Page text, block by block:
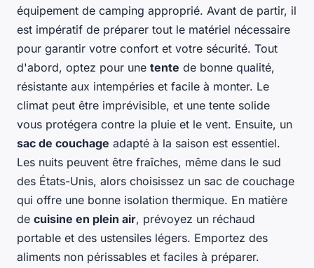
équipement de camping approprié. Avant de partir, il
est impératif de préparer tout le matériel nécessaire
pour garantir votre confort et votre sécurité. Tout
d'abord, optez pour une tente de bonne qualité,
résistante aux intempéries et facile à monter. Le
climat peut être imprévisible, et une tente solide
vous protégera contre la pluie et le vent. Ensuite, un
sac de couchage adapté à la saison est essentiel.
Les nuits peuvent être fraîches, même dans le sud
des États-Unis, alors choisissez un sac de couchage
qui offre une bonne isolation thermique. En matière
de cuisine en plein air, prévoyez un réchaud
portable et des ustensiles légers. Emportez des
aliments non périssables et faciles à préparer.